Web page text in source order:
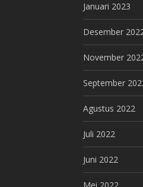
Januari 2023
Desember
November
September
Agustus 2022
Juli 2022
Juni 2022